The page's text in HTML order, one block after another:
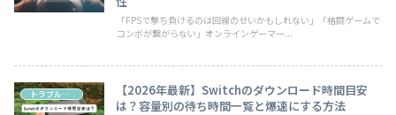
「FPSで撃ち負けるのは回線のせいかもしれない」「格闘ゲームで
コンボが繋がらない」オンラインゲーマー...
トラブル・お悩み
【2026年最新】Switchのダウンロード時間目安
は？容量別の待ち時間一覧と爆速にする方法